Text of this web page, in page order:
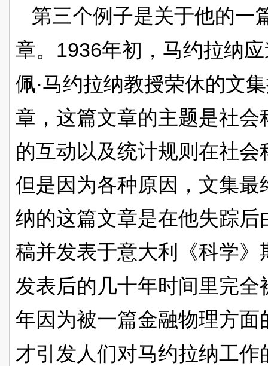
第三个例子是关于他的一
章。 1936年初，马约拉纳
佩·马约拉纳教授荣休的文
章，这篇文章的主题是社
的互动以及统计规则在社
但是因为各种原因，文集
纳的这篇文章是在他失踪
稿并发表于意大利《科学
发表后的几十年时间里完全
年因为被一篇金融物理方
才引发人们对马约拉纳工作